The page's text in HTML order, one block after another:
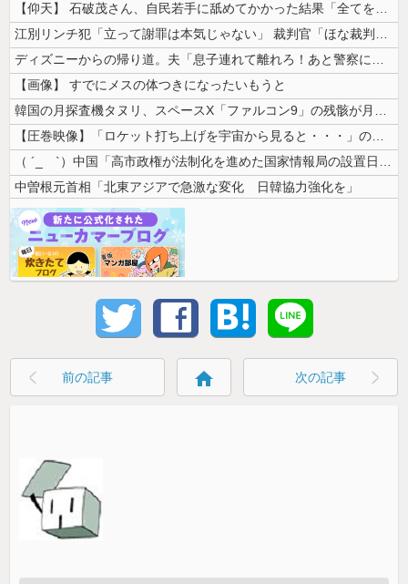
【仰天】 石破茂さん、自民若手に舐めてかかった結果「全てを失うｗｗｗｗ...
江別リンチ犯「立って謝罪は本気じゃない」 裁判官「ほな裁判で土下座して...
ディズニーからの帰り道。夫「息子連れて離れろ！あと警察に通報！」私「助...
【画像】 すでにメスの体つきになったいもうと
韓国の月探査機タヌリ、スペースX「ファルコン9」の残骸が月面に衝突する...
【圧巻映像】「ロケット打ち上げを宇宙から見ると・・・」の動画が衝撃的
（ ´_ゝ`）中国「高市政権が法制化を進めた国家情報局の設置日が7月3...
中曽根元首相「北東アジアで急激な変化 日韓協力強化を」
前の記事 home 次の記事